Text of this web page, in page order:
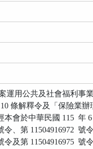
用公共及社會福利事
解釋令及「保險業辦
於中華民國 115 年 6
第 11504916972 號令
第 11504916975 號